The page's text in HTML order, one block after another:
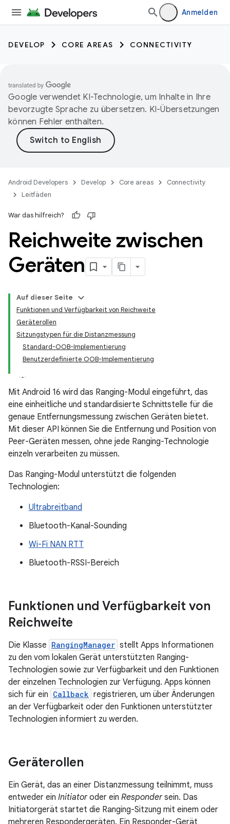
Anmelden
DEVELOP CORE AREAS CONNECTIVITY
Google verwendet KI-Technologie, um Inhalte in Ihre
bevorzugte Sprache zu übersetzen. KI-Übersetzungen
können Fehler enthalten.
Android Developers Develop Core areas
Connectivity
Leitfäden
War das hilfreich?
Reichweite zwischen
Geräten
Auf dieser Seite
Funktionen und Verfügbarkeit von Reichweite
Geräterollen
Sitzungstypen für die Distanzmessung
Standard-OOB-Implementierung
Benutzerdefinierte OOB-Implementierung
Mit Android 16 wird das Ranging-Modul eingeführt, das
eine einheitliche und standardisierte Schnittstelle für die
genaue Entfernungsmessung zwischen Geräten bietet.
Mit dieser API können Sie die Entfernung und Position von
Peer-Geräten messen, ohne jede Ranging-Technologie
einzeln verarbeiten zu müssen.
Das Ranging-Modul unterstützt die folgenden
Technologien:
Ultrabreitband
Bluetooth-Kanal-Sounding
Wi-Fi NAN RTT
Bluetooth-RSSI-Bereich
Funktionen und Verfügbarkeit von
Reichweite
Die Klasse RangingManager stellt Apps Informationen
zu den vom lokalen Gerät unterstützten Ranging-
Technologien sowie zur Verfügbarkeit und den Funktionen
der einzelnen Technologien zur Verfügung. Apps können
sich für ein Callback registrieren, um über Änderungen
an der Verfügbarkeit oder den Funktionen unterstützter
Technologien informiert zu werden.
Geräterollen
Ein Gerät, das an einer Distanzmessung teilnimmt, muss
entweder ein Initiatoroder ein Respondersein. Das
Initiatorgerät startet die Ranging-Sitzung mit einem oder
mehreren Respondergeräten. Ein Responder-Gerät